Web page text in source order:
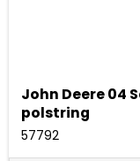
John Deere 04
polstring
57792